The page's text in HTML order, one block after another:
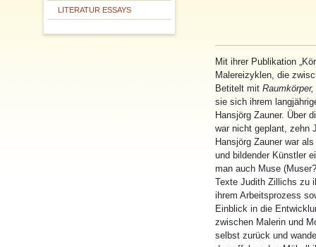
LITERATUR ESSAYS
Mit ihrer Publikation
Malereizyklen, die
Betitelt mit
sie sich ihrem
Hansjörg Zauner. Über
war nicht geplant, zehn
Hansjörg Zauner war
und bildender Künstler
man auch Muse
Texte Judith Zillichs zu
ihrem Arbeitsprozess
Einblick in die
zwischen Malerin und
selbst zurück und